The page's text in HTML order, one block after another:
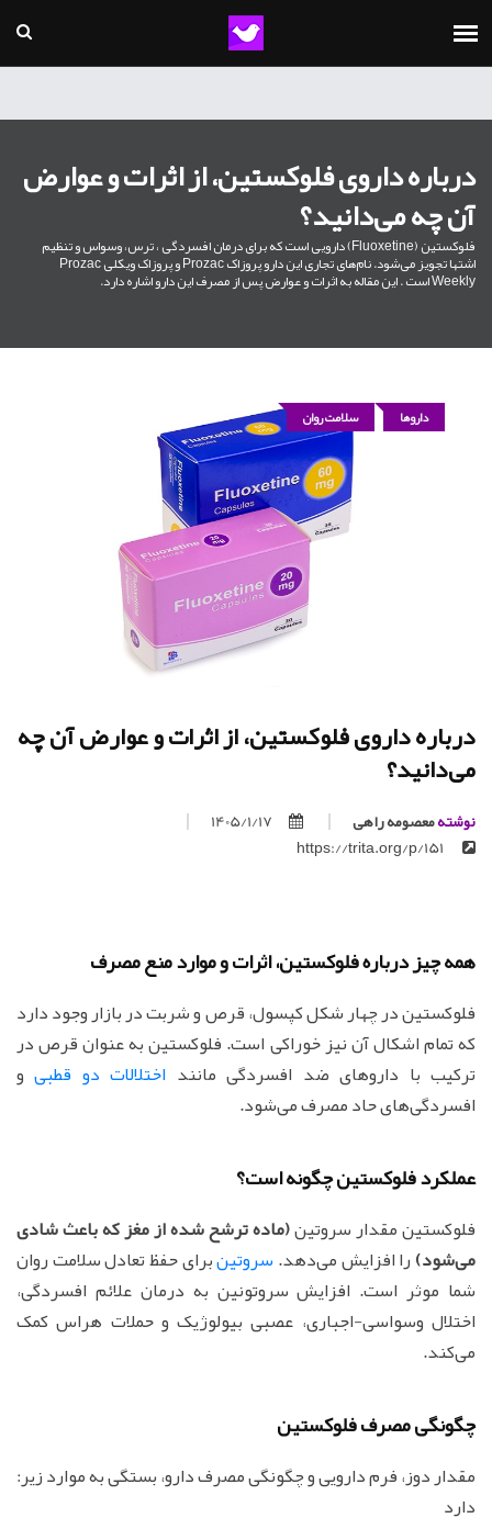
درباره داروی فلوکستین، از اثرات و عوارض
آن چه می‌دانید؟
فلوکستین (Fluoxetine) دارویی است که برای درمان افسردگی ، ترس، وسواس و تنظیم
اشتها تجویز می‌شود. نام‌های تجاری این دارو پروزاک Prozac و پروزاک ویکلی Prozac
Weekly است . این مقاله به اثرات و عوارض پس از مصرف این دارو اشاره دارد.
داروها سلامت روان
درباره داروی فلوکستین، از اثرات و عوارض آن چه
می‌دانید؟
نوشتهمعصومه راهی
1405/1/17
همه چیز درباره فلوکستین، اثرات و موارد منع مصرف
فلوكستين در چهار شکل كپسول، قرص و شربت در بازار وجود دارد
که تمام اشکال آن نیز خوراکی است. فلوکستین به عنوان قرص در
ترکیب با داروهای ضد افسردگی مانند اختلالات دو قطبیو
افسردگی‌های حاد مصرف می‌شود.
عملکرد فلوکستین چگونه است؟
فلوکستین مقدار سروتین(ماده ترشح شده از مغز که باعث شادی
می‌شود)را افزایش می‌دهد.سروتینبرای حفظ تعادل سلامت روان
شما موثر است. افزایش سروتونین به درمان علائم افسردگی،
اختلال وسواسی-اجباری، عصبی بیولوژیک و حملات هراس کمک
می‌کند.
چگونگی مصرف فلوکستین
:مقدار دوز، فرم دارویی و چگونگی مصرف دارو، بستگی به موارد زیر
دارد